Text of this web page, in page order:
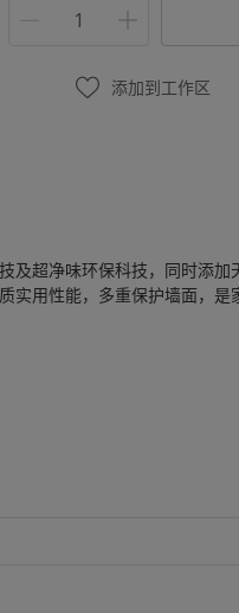
添加到工作区
及超净味环保科技，同时添加
实用性能，多重保护墙面，